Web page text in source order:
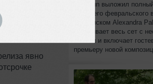
явно
Solomun выложил
со своего февральского
лондонском Alexandra
охватывает весь сет с
съёмки и включает
премьеру новой